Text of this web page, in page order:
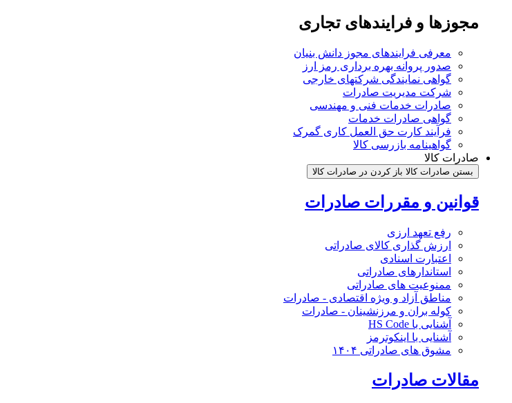
مجوزها و فرایندهای تجاری
معرفی فرایندهای مجوز دانش بنیان
صدور پروانه بهره برداری رمز ارز
گواهی نمایندگی شرکتهای خارجی
شرکت مدیریت صادرات
صادرات خدمات فنی و مهندسی
گواهی صادرات خدمات
فرآیند کارت حق العمل کاری گمرک
گواهینامه بازرسی کالا
صادرات کالا
بستن صادرات کالا باز کردن در صادرات کالا
قوانین و مقررات صادرات
رفع تعهد ارزی
ارزش گذاری کالای صادراتی
اعتبارت اسنادی
استاندارهای صادراتی
ممنوعیت های صادراتی
مناطق آزاد و ویژه اقتصادی - صادرات
کوله بران و مرزنشینان - صادرات
آشنایی با HS Code
آشنایی با اینکوترمز
مشوق های صادراتی ۱۴۰۴
مقالات صادرات